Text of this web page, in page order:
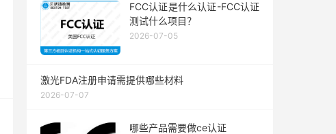
FCC认证是什么认证-FCC认证
测试什么项目？
2026-07-05
激光FDA注册申请需提供哪些材料
2026-07-07
哪些产品需要做ce认证